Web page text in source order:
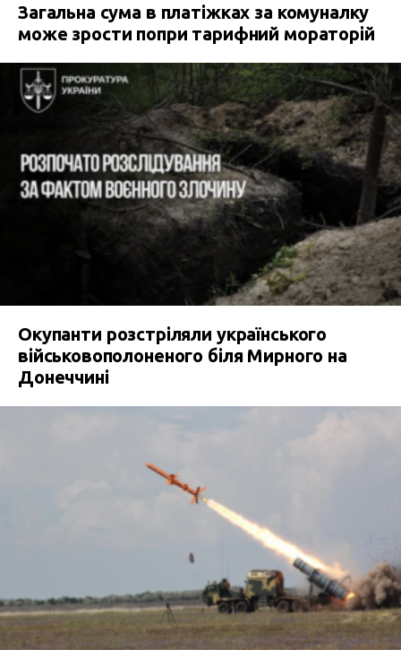
Загальна сума в платіжках за комуналку
може зрости попри тарифний мораторій
Окупанти розстріляли українського
військовополоненого біля Мирного на
Донеччині